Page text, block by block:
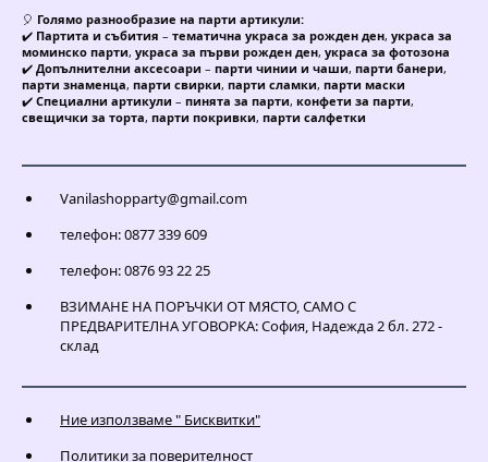
🎈 Голямо разнообразие на парти артикули:
✔️ Партита и събития – тематична украса за рожден ден, украса за
моминско парти, украса за първи рожден ден, украса за фотозона
✔️ Допълнителни аксесоари – парти чинии и чаши, парти банери,
парти знаменца, парти свирки, парти сламки, парти маски
✔️ Специални артикули – пинята за парти, конфети за парти,
свещички за торта, парти покривки, парти салфетки
Vanilashopparty@gmail.com
телефон: 0877 339 609
телефон: 0876 93 22 25
ВЗИМАНЕ НА ПОРЪЧКИ ОТ МЯСТО, САМО С
ПРЕДВАРИТЕЛНА УГОВОРКА: София, Надежда 2 бл. 272 -
склад
Ние използваме " Бисквитки"
Политики за поверителност